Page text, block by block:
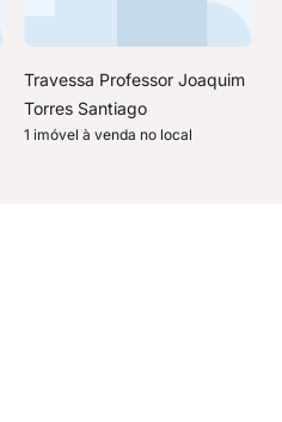
Travessa Professor Joaquim
Torres Santiago
1 imóvel à venda no local